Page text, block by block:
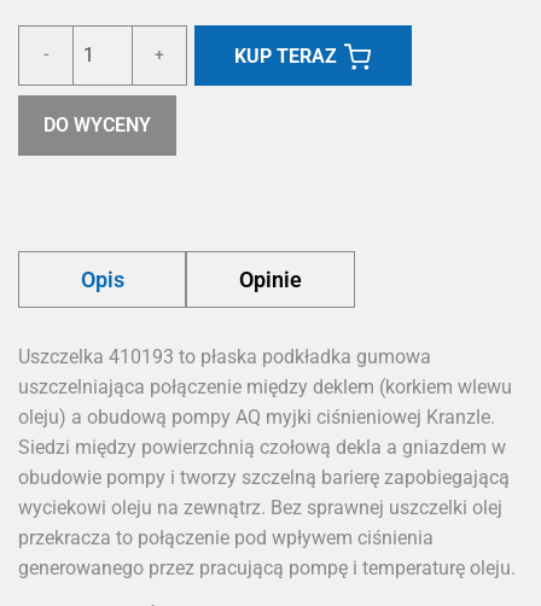
- + KUP TERAZ
DO WYCENY
Opis Opinie
Uszczelka 410193 to płaska podkładka gumowa
uszczelniająca połączenie między deklem (korkiem wlewu
oleju) a obudową pompy AQ myjki ciśnieniowej Kranzle.
Siedzi między powierzchnią czołową dekla a gniazdem w
obudowie pompy i tworzy szczelną barierę zapobiegającą
wyciekowi oleju na zewnątrz. Bez sprawnej uszczelki olej
przekracza to połączenie pod wpływem ciśnienia
generowanego przez pracującą pompę i temperaturę oleju.